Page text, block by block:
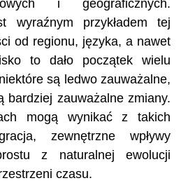
i geograficznych.
wyraźnym przykładem tej
od regionu, języka, a nawet
to dało początek wielu
są ledwo zauważalne,
bardziej zauważalne zmiany.
mogą wynikać z takich
zewnętrzne wpływy
z naturalnej ewolucji
czasu.